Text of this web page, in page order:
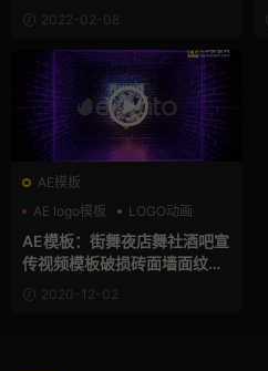
头模板 Cyberpunk Sci Fi Tun
nel Logo
2022-02-08
AE模板
AE logo模板
LOGO动画
废土风
AE模板：街舞夜店舞社酒吧宣
传视频模板破损砖面墙面纹理
黑暗地下场景发光LOGO霓虹
灯片头 Grunge Neon Logo
2020-12-02